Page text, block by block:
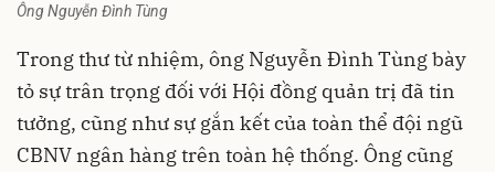
Ông Nguyễn Đình Tùng
Trong thư từ nhiệm, ông Nguyễn Đình Tùng bày
tỏ sự trân trọng đối với Hội đồng quản trị đã tin
tưởng, cũng như sự gắn kết của toàn thể đội ngũ
CBNV ngân hàng trên toàn hệ thống. Ông cũng